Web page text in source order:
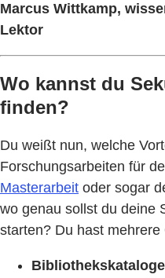
Marcus Wittkamp,
Lektor
Wo kannst du
finden?
Du weißt nun, welche
Forschungsarbeiten für
Masterarbeit oder sogar
wo genau sollst du deine
starten? Du hast mehrere